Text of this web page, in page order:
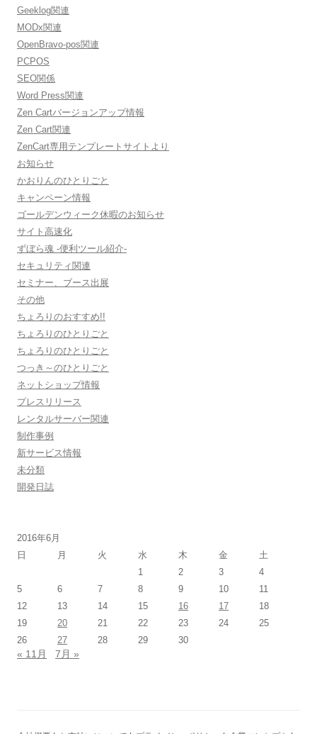
Geeklog関連
MODx関連
OpenBravo-pos関連
PCPOS
SEO関係
Word Press関連
Zen Cartバージョンアップ情報
Zen Cart関連
ZenCart専用テンプレートサイトより
お知らせ
かおりんのひとりごと
キャンペーン情報
ゴールデンウィーク休暇のお知らせ
サイト高速化
ずぼら魂 -便利ツール紹介-
セキュリティ関連
セミナー、ブース出展
その他
ちょろりのおすすめ!!
ちょろりのひとりごと
ちょろりのひとりごと
つっき～のひとりごと
ネットショップ情報
プレスリリース
レンタルサーバー関連
制作事例
新サービス情報
未分類
開発日誌
2016年6月
日
月 火 水 木 金
土
1
2 3
4
5
6 7 8 9 10
11
12
13 14 15 16 17
18
19
20 21 22 23 24
25
26
27 28 29 30
« 11月 7月 »